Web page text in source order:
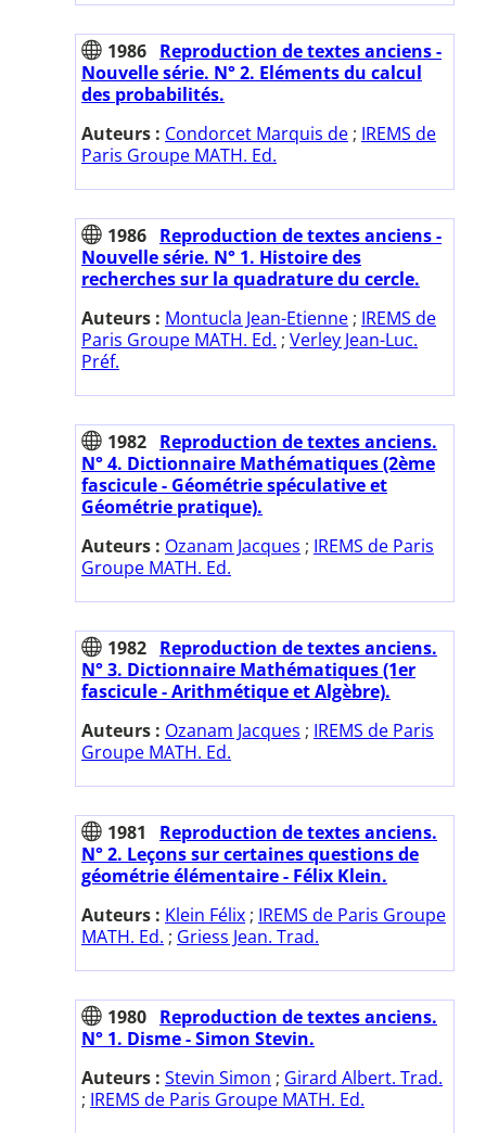
1986 Reproduction de textes anciens -
Nouvelle série. N° 2. Eléments du calcul
des probabilités.
Auteurs : Condorcet Marquis de ; IREMS de
Paris Groupe MATH. Ed.
1986 Reproduction de textes anciens -
Nouvelle série. N° 1. Histoire des
recherches sur la quadrature du cercle.
Auteurs : Montucla Jean-Etienne ; IREMS de
Paris Groupe MATH. Ed. ; Verley Jean-Luc.
Préf.
1982 Reproduction de textes anciens.
N° 4. Dictionnaire Mathématiques (2ème
fascicule - Géométrie spéculative et
Géométrie pratique).
Auteurs : Ozanam Jacques ; IREMS de Paris
Groupe MATH. Ed.
1982 Reproduction de textes anciens.
N° 3. Dictionnaire Mathématiques (1er
fascicule - Arithmétique et Algèbre).
Auteurs : Ozanam Jacques ; IREMS de Paris
Groupe MATH. Ed.
1981
Reproduction de textes anciens.
N° 2. Leçons sur certaines questions de
géométrie élémentaire - Félix Klein.
Auteurs : Klein Félix ; IREMS de Paris Groupe
MATH. Ed. ; Griess Jean. Trad.
1980 Reproduction de textes anciens.
N° 1. Disme - Simon Stevin.
Auteurs : Stevin Simon ; Girard Albert. Trad.
; IREMS de Paris Groupe MATH. Ed.